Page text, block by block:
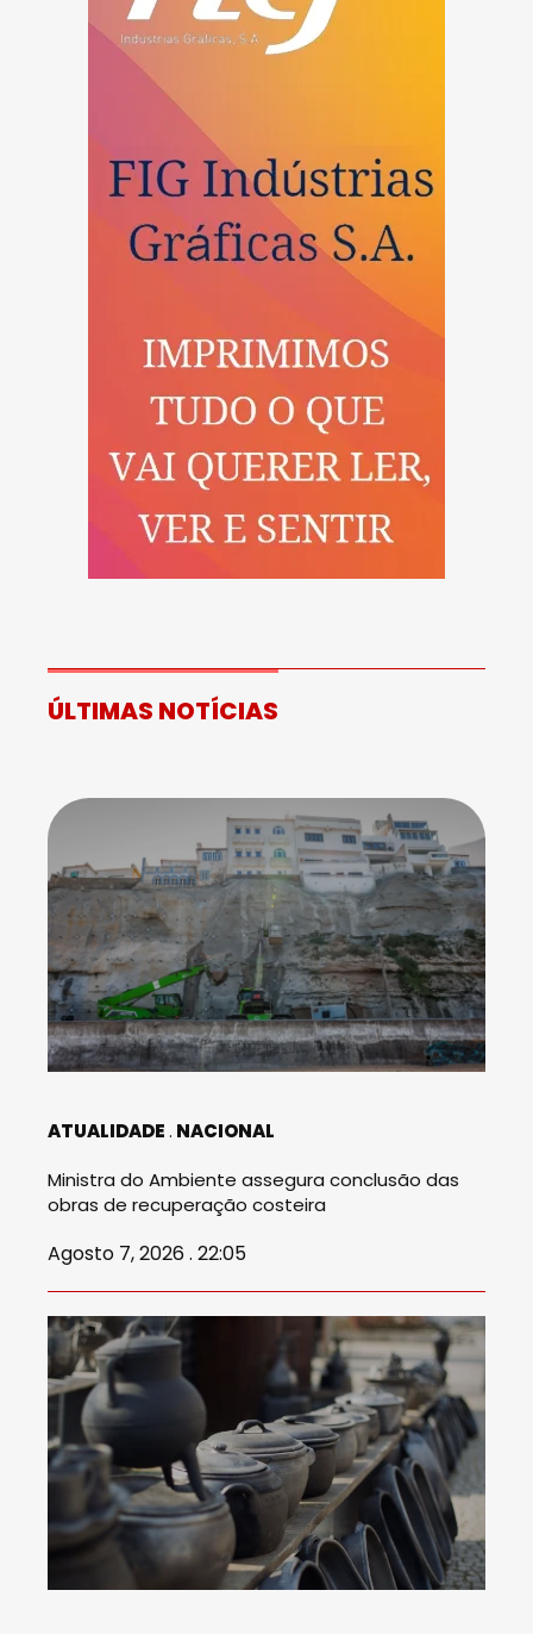
ÚLTIMAS NOTÍCIAS
ATUALIDADE NACIONAL
Ministra do Ambiente assegura conclusão das
obras de recuperação costeira
Agosto 7, 2026 . 22:05